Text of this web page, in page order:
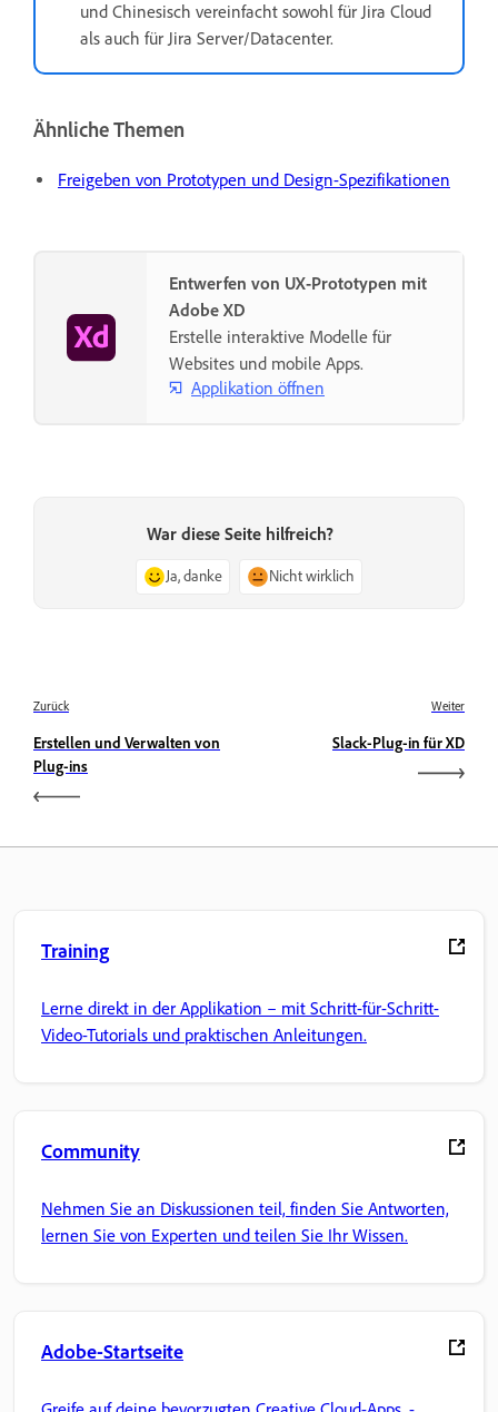
und Chinesisch vereinfacht sowohl für Jira Cloud
als auch für Jira Server/Datacenter.
Ähnliche Themen
Freigeben von Prototypen und Design-Spezifikationen
Entwerfen von UX-Prototypen mit
Adobe XD
Erstelle interaktive Modelle für
Websites und mobile Apps.
Applikation öffnen
War diese Seite hilfreich?
Ja, danke Nicht wirklich
Zurück
Erstellen und Verwalten von
Plug-ins
Weiter
Slack-Plug-in für XD
Training
Lerne direkt in der Applikation – mit Schritt-für-Schritt-
Video-Tutorials und praktischen Anleitungen.
Community
Nehmen Sie an Diskussionen teil, finden Sie Antworten,
lernen Sie von Experten und teilen Sie Ihr Wissen.
Adobe-Startseite